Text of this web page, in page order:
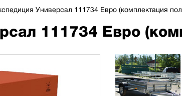
Универсал 111734 Евро (комплектация
111734 Евро